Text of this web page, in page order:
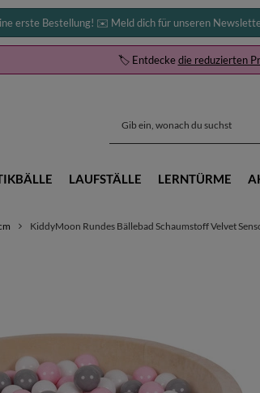
erste Bestellung! ✉️ Meld dich für unseren
🏷️ Entdeckedie reduzierten
LAUFSTÄLLE LERNTÜRME
KiddyMoon Rundes Bällebad Schaumstoff Velvet